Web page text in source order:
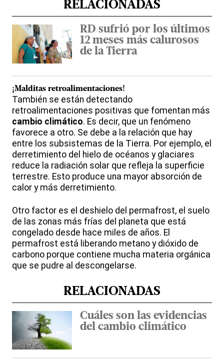
RELACIONADAS
RD sufrió por los últimos
12 meses más calurosos
de la Tierra
¡Malditas retroalimentaciones!
También se están detectando
retroalimentaciones positivas que fomentan más
cambio climático. Es decir, que un fenómeno
favorece a otro. Se debe a la relación que hay
entre los subsistemas de la Tierra. Por ejemplo, el
derretimiento del hielo de océanos y glaciares
reduce la radiación solar que refleja la superficie
terrestre. Esto produce una mayor absorción de
calor y más derretimiento.
Otro factor es el deshielo del permafrost, el suelo
de las zonas más frías del planeta que está
congelado desde hace miles de años. El
permafrost está liberando metano y dióxido de
carbono porque contiene mucha materia orgánica
que se pudre al descongelarse.
RELACIONADAS
Cuáles son las evidencias
del cambio climático